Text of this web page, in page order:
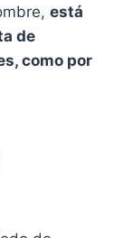
está
de
como por